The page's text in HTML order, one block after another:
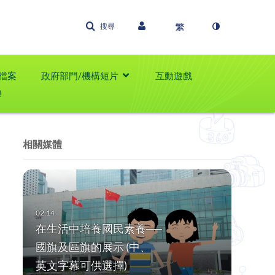
搜尋
案 政府部門/機構短片
互動遊戲
相關媒體
在生活中培養國民素養──
國旗及區旗的展示 (中、
英文字幕可供選擇)